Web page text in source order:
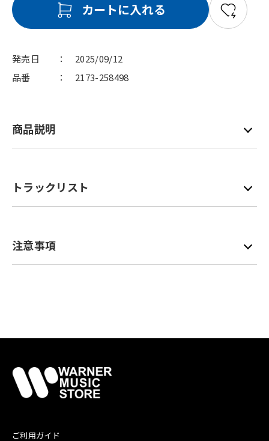
カートに入れる
発売日
2025/09/12
品番
2173-258498
商品説明
トラックリスト
注意事項
ご利用ガイド